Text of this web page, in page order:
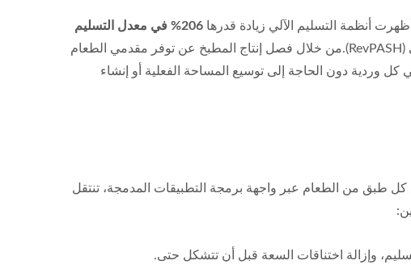
أنظمة التسليم الآلي زيادة قدرها 206% في معدل التسليم
مقارنةً بالخدمة اليدوية التقليدية.هذا الارتفاع في الكفاءة الميكانيكية يترجم مباشرة إلى معدلات دوران الطاولات الأعلى (RevPASH).من خلال فصل إنتاج المطبخ عن توفر مقدمي الطعام
وردية دون الحاجة إلى توسيع المساحة الفعلية أو إنشاء
كل طبق من الطعام عبر واجهة برمجة التطبيقات المدمجة، تنتقل
وإزالة اختناقات السعة قبل أن تتشكل حتى.